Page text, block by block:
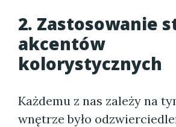
2. Zastosowanie
akcentów
kolorystycznych
Każdemu z nas zależy na
wnętrze było